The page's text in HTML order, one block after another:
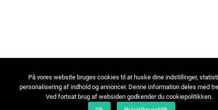
På vores website bruges cookies til at huske dine indstillinger,
personalisering af indhold og annoncer. Denne information deles med
Ved fortsat brug af websiden godkender du cookiepolitikken.